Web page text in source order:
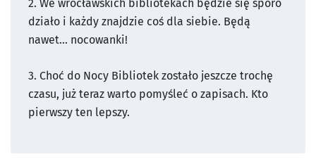
2. We wrocławskich bibliotekach będzie się sporo
działo i każdy znajdzie coś dla siebie. Będą
nawet... nocowanki!
3. Choć do Nocy Bibliotek zostało jeszcze trochę
czasu, już teraz warto pomyśleć o zapisach. Kto
pierwszy ten lepszy.